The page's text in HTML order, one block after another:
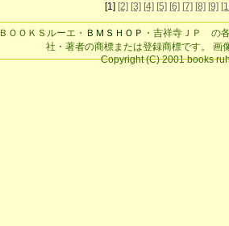
[1] [2] [3] [4] [5] [6] [7] [8] [9]
ＢＯＯＫＳルーエ・ ＢＭＳＨＯＰ ・吉祥寺ＪＰ の
社・著者の商標または登録商標です。 画
Copyright (C) 2001 books